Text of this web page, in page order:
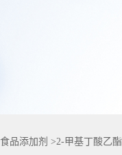
食品添加剂 >2-甲基丁酸乙酯